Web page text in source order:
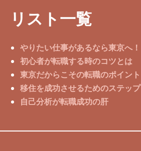
リスト一覧
やりたい仕事があるなら東京へ！
初心者が転職する時のコツとは
東京だからこその転職のポイント
移住を成功させるためのステップ
自己分析が転職成功の肝